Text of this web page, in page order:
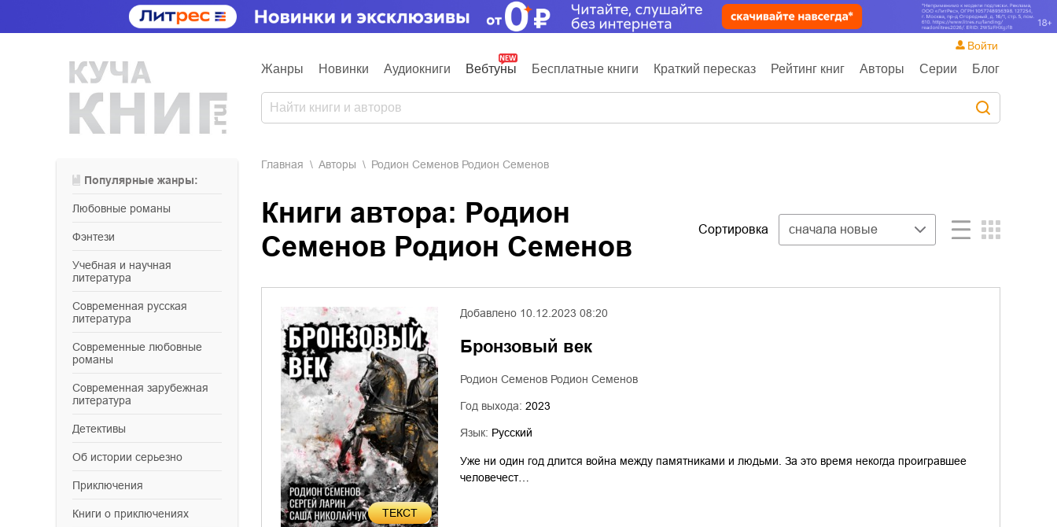
Жанры Новинки Аудиокниги Вебтуны Бесплатные книги Краткий пересказ Рейтинг книг Авторы Серии Блог
Войти
Популярные жанры:
любовные романы
фэнтези
учебная и научная
литература
современная русская
литература
современные любовные
романы
современная зарубежная
литература
детективы
об истории серьезно
приключения
книги о приключениях
Главная Aвторы Родион Семенов Родион Семенов
Книги автора: Родион
Семенов Родион Семенов
Сортировка сначала новые
ТЕКСТ
Добавлено 10.12.2023 08:20
Бронзовый век
Родион Семенов Родион Семенов
Год выхода: 2023
Язык: Русский
Уже ни один год длится война между памятниками и людьми. За это время некогда проигравшее
человечест…